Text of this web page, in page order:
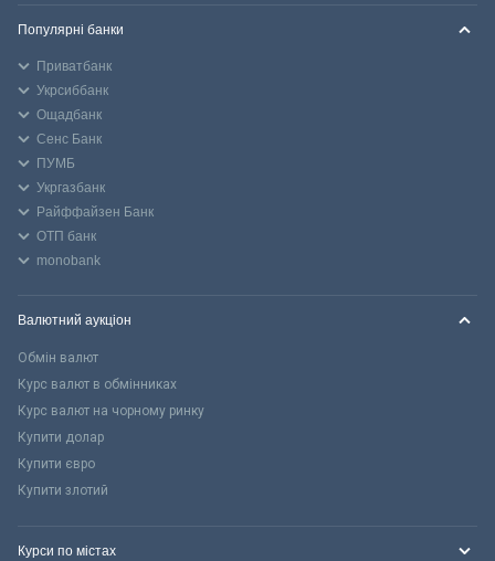
Популярні банки
Приватбанк
Укрсиббанк
Ощадбанк
Сенс Банк
ПУМБ
Укргазбанк
Райффайзен Банк
ОТП банк
monobank
Валютний аукціон
Обмін валют
Курс валют в обмінниках
Курс валют на чорному ринку
Купити долар
Купити євро
Купити злотий
Курси по містах